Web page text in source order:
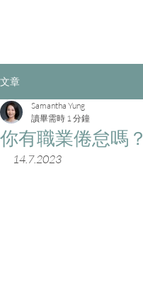
文章
你有職業倦怠嗎？
Samantha Yung
讀畢需時 1 分鐘
14.7.2023